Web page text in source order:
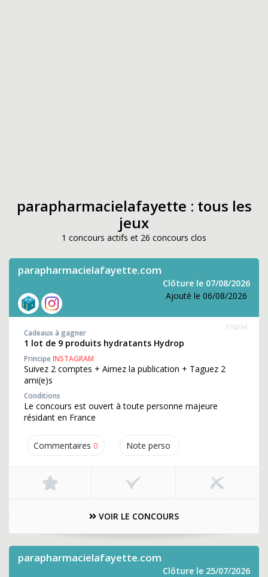
parapharmacielafayette : tous les
jeux
1 concours actifs et 26 concours clos
parapharmacielafayette.com
Clôture le 07/08/2026
Ajouté le 06/08/2026
Commentaires 0 Note perso
374254
Cadeaux à gagner
1 lot de 9 produits hydratants Hydrop
PrincipeINSTAGRAM
Suivez 2 comptes + Aimez la publication + Taguez 2
ami(e)s
Conditions
Le concours est ouvert à toute personne majeure
résidant en France
VOIR LE CONCOURS
parapharmacielafayette.com
Clôture le 25/07/2026